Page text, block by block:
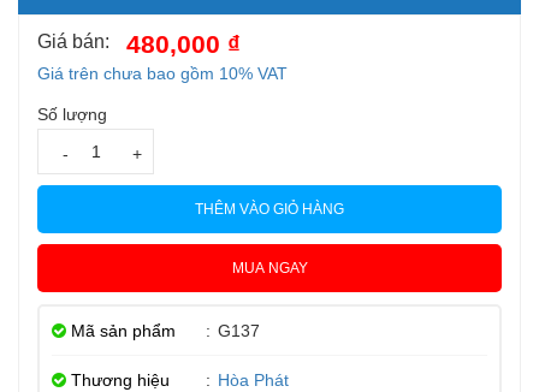
Giá bán: 480,000 ₫
Giá trên chưa bao gồm 10% VAT
Số lượng
- +
THÊM VÀO GIỎ HÀNG
MUA NGAY
Mã sản phẩm : G137
Thương hiệu : Hòa Phát